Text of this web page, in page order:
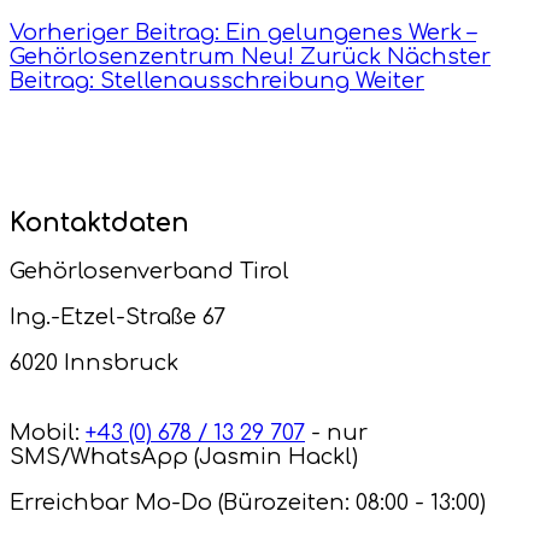
Vorheriger Beitrag: Ein gelungenes Werk –
Gehörlosenzentrum Neu! Zurück Nächster
Beitrag: Stellenausschreibung Weiter
Kontaktdaten
Gehörlosenverband Tirol
Ing.-Etzel-Straße 67
6020 Innsbruck
Mobil: +43 (0) 678 / 13 29 707 - nur
SMS/WhatsApp (Jasmin Hackl)
Erreichbar Mo-Do (Bürozeiten: 08:00 - 13:00)